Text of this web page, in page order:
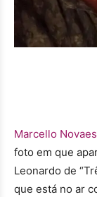
Marcello Novaes
foto em que
Leonardo de
que está no ar